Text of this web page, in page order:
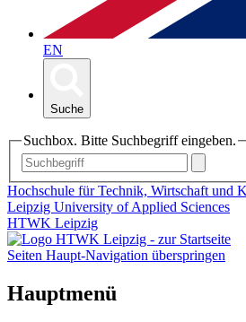
EN
Suche
Suchbox. Bitte Suchbegriff eingeben.
Hochschule für Technik, Wirtschaft und
Leipzig University of Applied Sciences
HTWK Leipzig
Seiten Haupt-Navigation überspringen
Hauptmenü